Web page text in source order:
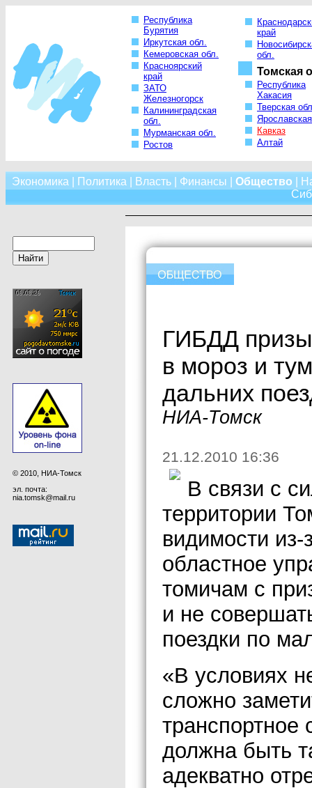
Республика
Бурятия
Иркутская обл.
Кемеровская обл.
Красноярский
край
ЗАТО
Железногорск
Калининградская
обл.
Мурманская обл.
Ростов
край
обл.
Томская
Республика
Хакасия
Тверская
Кавказ
Алтай
Экономика Политика Власть| Финансы Общество
© 2010, НИА-Томск
эл. почта:
nia.tomsk@mail.ru
ГИБДД
в мороз и
дальних
НИА-Томск
21.12.2010 16:36
В связи с
территории
видимости
областное
томичам с
и не
поездки по
«В условиях
сложно
транспортное
должна быть
адекватно